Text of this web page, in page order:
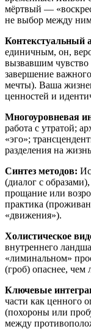
мёртвый —
не выбор между
Контекстуальный
единичным, он,
вызвавшим чувство
завершение
мечты). Ваша
ценностей и
Многоуровневая
работа с утратой;
«эго»;
разделения на
Синтез методов:
(диалог с
прощание или
практика
«движения»).
Холистическое
внутреннего
«лиминальном»
(гроб) опаснее,
Ключевые
части как ценного
(похороны или
между